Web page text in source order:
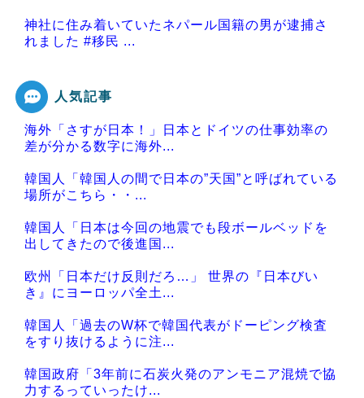
神社に住み着いていたネパール国籍の男が逮捕さ
れました #移民 ...
Powered by livedoor 相互RSS
人気記事
海外「さすが日本！」日本とドイツの仕事効率の
差が分かる数字に海外...
韓国人「韓国人の間で日本の”天国”と呼ばれている
場所がこちら・・...
韓国人「日本は今回の地震でも段ボールベッドを
出してきたので後進国...
欧州「日本だけ反則だろ…」 世界の『日本びい
き』にヨーロッパ全土...
韓国人「過去のW杯で韓国代表がドーピング検査
をすり抜けるように注...
韓国政府「3年前に石炭火発のアンモニア混焼で協
力するっていったけ...